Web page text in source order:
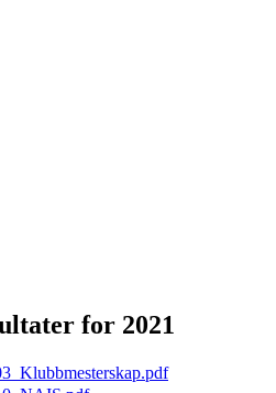
for 2021